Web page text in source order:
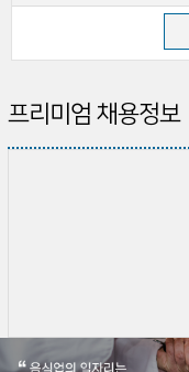
프리미엄 채용정보